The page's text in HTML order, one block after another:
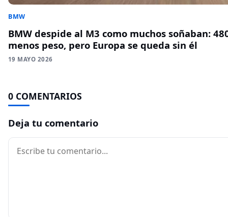
BMW
BMW despide al M3 como muchos soñaban:
menos peso, pero Europa se queda sin él
19 MAYO 2026
0 COMENTARIOS
Deja tu comentario
Comentario